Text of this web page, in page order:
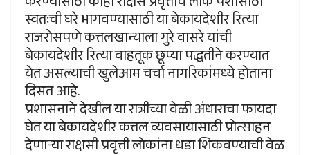
स्वतःची घरे भागवण्यासाठी या बेकायदेशीर रित्या
राजरोसपणे कत्तलखान्याला गुरे वासरे यांची
बेकायदेशीर रित्या वाहतूक छूप्या पद्धतीने करण्यात
येत असल्याची खुलेआम चर्चा नागरिकांमध्ये होताना
दिसत आहे.
प्रशासनाने देखील या रात्रीच्या वेळी अंधाराचा फायदा
घेत या बेकायदेशीर कत्तल व्यवसायासाठी प्रोत्साहन
देणाऱ्या राक्षसी प्रवृत्ती लोकांना धडा शिकवण्याची वेळ